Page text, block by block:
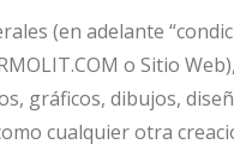
(en adelante
o Sitio
gráficos, dibujos,
cualquier otra